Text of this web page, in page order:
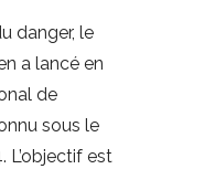
danger, le
a lancé en
de
sous le
L’objectif est